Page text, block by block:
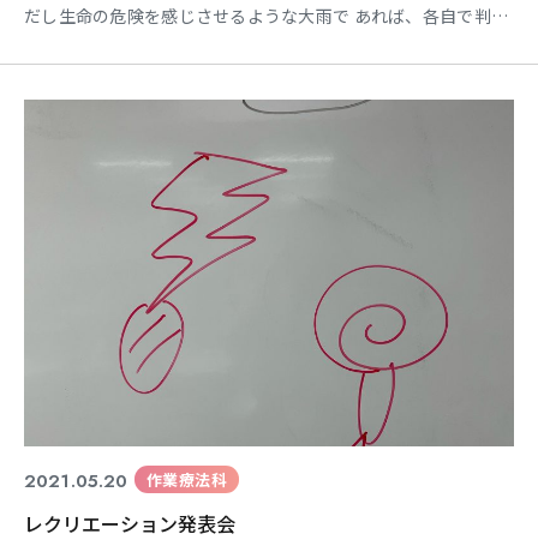
だし生命の危険を感じさせるような大雨で あれば、各自で判断
にはご注意して下さい。 ＊ 映像は過去の写真を使用していま
す。 今週末の５月23日（日）は春のオープンキャ ンパスを本校
2021.05.20 作業療法科
レクリエーション発表会